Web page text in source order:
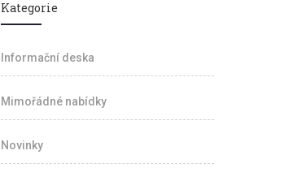
Kategorie
Informační deska
Mimořádné nabídky
Novinky